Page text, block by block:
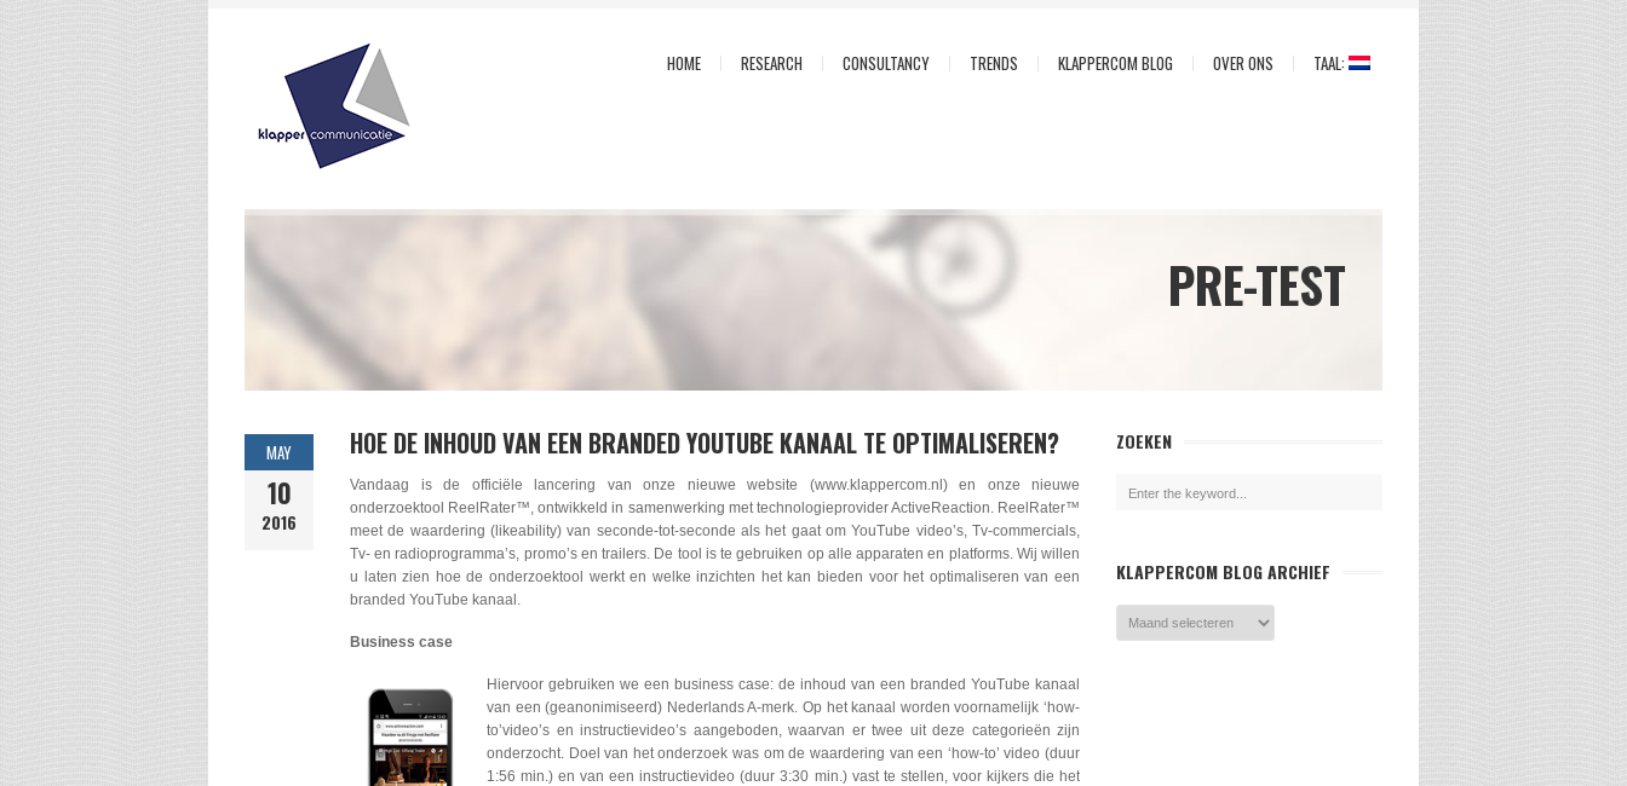
HOME RESEARCH CONSULTANCY TRENDS KLAPPERCOM BLOG OVER ONS TAAL:
PRE-TEST
MAY
10
2016
HOE DE INHOUD VAN EEN BRANDED YOUTUBE KANAAL TE OPTIMALISEREN?
Vandaag is de officiële lancering van onze nieuwe website (www.klappercom.nl) en onze nieuwe
onderzoektool ReelRater™, ontwikkeld in samenwerking met technologieprovider ActiveReaction. ReelRater™
meet de waardering (likeability) van seconde-tot-seconde als het gaat om YouTube video’s, Tv-commercials,
Tv- en radioprogramma’s, promo’s en trailers. De tool is te gebruiken op alle apparaten en platforms. Wij willen
u laten zien hoe de onderzoektool werkt en welke inzichten het kan bieden voor het optimaliseren van een
branded YouTube kanaal.
Business case
Hiervoor gebruiken we een business case: de inhoud van een branded YouTube kanaal
van een (geanonimiseerd) Nederlands A-merk. Op het kanaal worden voornamelijk ‘how-
to’video’s en instructievideo’s aangeboden, waarvan er twee uit deze categorieën zijn
onderzocht. Doel van het onderzoek was om de waardering van een ‘how-to’ video (duur
1:56 min.) en van een instructievideo (duur 3:30 min.) vast te stellen, voor kijkers die het
ZOEKEN
KLAPPERCOM BLOG ARCHIEF